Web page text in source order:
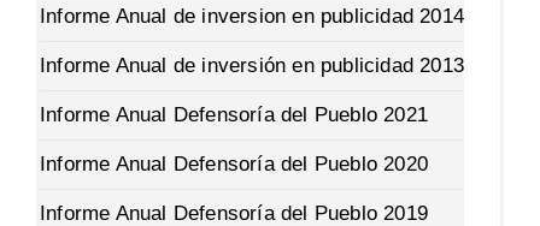
Informe Anual de inversion en publicidad 2014
Informe Anual de inversión en publicidad 2013
Informe Anual Defensoría del Pueblo 2021
Informe Anual Defensoría del Pueblo 2020
Informe Anual Defensoría del Pueblo 2019